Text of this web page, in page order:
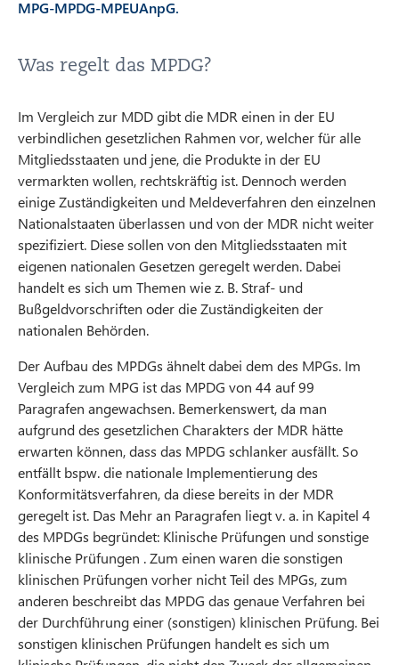
MPG-MPDG-MPEUAnpG.
Was regelt das MPDG?
Im Vergleich zur MDD gibt die MDR einen in der EU
verbindlichen gesetzlichen Rahmen vor, welcher für alle
Mitgliedsstaaten und jene, die Produkte in der EU
vermarkten wollen, rechtskräftig ist. Dennoch werden
einige Zuständigkeiten und Meldeverfahren den einzelnen
Nationalstaaten überlassen und von der MDR nicht weiter
spezifiziert. Diese sollen von den Mitgliedsstaaten mit
eigenen nationalen Gesetzen geregelt werden. Dabei
handelt es sich um Themen wie z. B. Straf- und
Bußgeldvorschriften oder die Zuständigkeiten der
nationalen Behörden.
Der Aufbau des MPDGs ähnelt dabei dem des MPGs. Im
Vergleich zum MPG ist das MPDG von 44 auf 99
Paragrafen angewachsen. Bemerkenswert, da man
aufgrund des gesetzlichen Charakters der MDR hätte
erwarten können, dass das MPDG schlanker ausfällt. So
entfällt bspw. die nationale Implementierung des
Konformitätsverfahren, da diese bereits in der MDR
geregelt ist. Das Mehr an Paragrafen liegt v. a. in Kapitel 4
des MPDGs begründet: Klinische Prüfungen und sonstige
klinische Prüfungen . Zum einen waren die sonstigen
klinischen Prüfungen vorher nicht Teil des MPGs, zum
anderen beschreibt das MPDG das genaue Verfahren bei
der Durchführung einer (sonstigen) klinischen Prüfung. Bei
sonstigen klinischen Prüfungen handelt es sich um